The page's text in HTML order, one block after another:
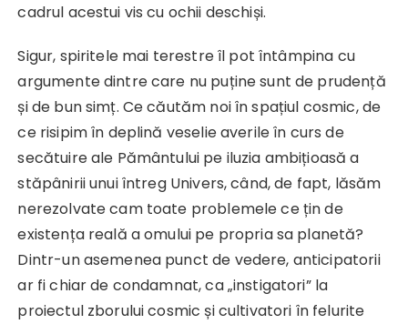
cadrul acestui vis cu ochii deschiși.
Sigur, spiritele mai terestre îl pot întâmpina cu
argumente dintre care nu puține sunt de prudență
și de bun simț. Ce căutăm noi în spațiul cosmic, de
ce risipim în deplină veselie averile în curs de
secătuire ale Pământului pe iluzia ambițioasă a
stăpânirii unui întreg Univers, când, de fapt, lăsăm
nerezolvate cam toate problemele ce țin de
existența reală a omului pe propria sa planetă?
Dintr-un asemenea punct de vedere, anticipatorii
ar fi chiar de condamnat, ca „instigatori” la
proiectul zborului cosmic și cultivatori în felurite